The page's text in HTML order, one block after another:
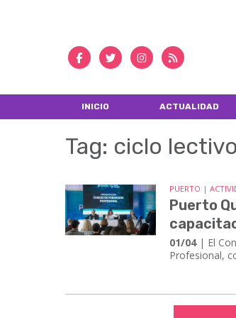
INICIO ACTUALIDAD
Tag: ciclo
PUERTO |
Puerto
01/04| El
Profesional,